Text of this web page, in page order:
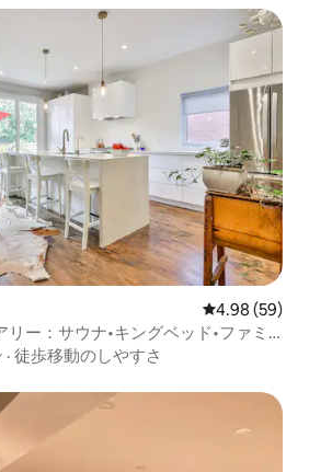
です。
レビュー59
4.98 (59)
ー：サウナ•キングベッド•ファミ
· 徒歩移動のしやすさ